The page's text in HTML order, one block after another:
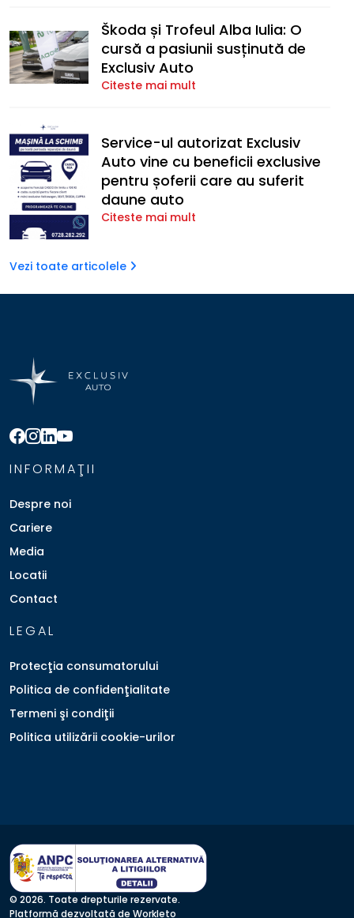
Škoda și Trofeul Alba Iulia: O
cursă a pasiunii susținută de
Exclusiv Auto
Citeste mai mult
Service-ul autorizat Exclusiv
Auto vine cu beneficii exclusive
pentru șoferii care au suferit
daune auto
Citeste mai mult
Vezi toate articolele
INFORMAŢII
Despre noi
Cariere
Media
Locatii
Contact
LEGAL
Protecţia consumatorului
Politica de confidenţialitate
Termeni şi condiţii
Politica utilizării cookie-urilor
© 2026. Toate drepturile rezervate.
Platformă dezvoltată de Workleto